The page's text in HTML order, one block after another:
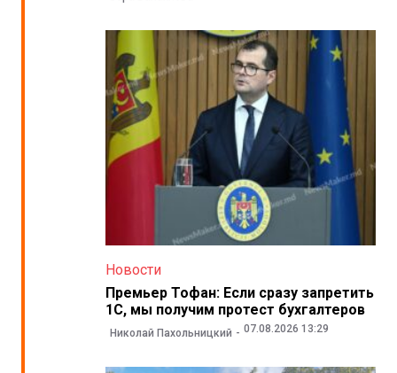
Новости
Премьер Тофан: Если сразу запретить
1С, мы получим протест бухгалтеров
Николай Пахольницкий 07.08.2026 13:29